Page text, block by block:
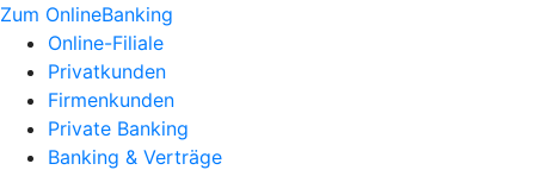
Zum OnlineBanking
Online-Filiale
Privatkunden
Firmenkunden
Private Banking
Banking & Verträge